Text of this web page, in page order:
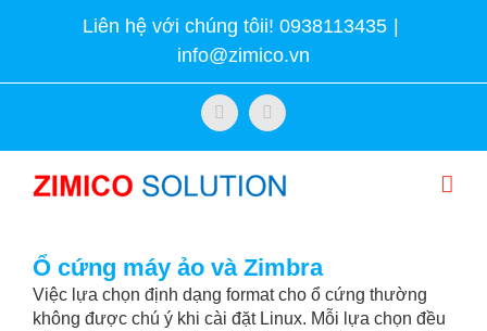
Liên hệ với chúng tôii! 0938113435 |
info@zimico.vn
FacebookTwitter
Ổ cứng máy ảo và Zimbra
Việc lựa chọn định dạng format cho ổ cứng thường
không được chú ý khi cài đặt Linux. Mỗi lựa chọn đều